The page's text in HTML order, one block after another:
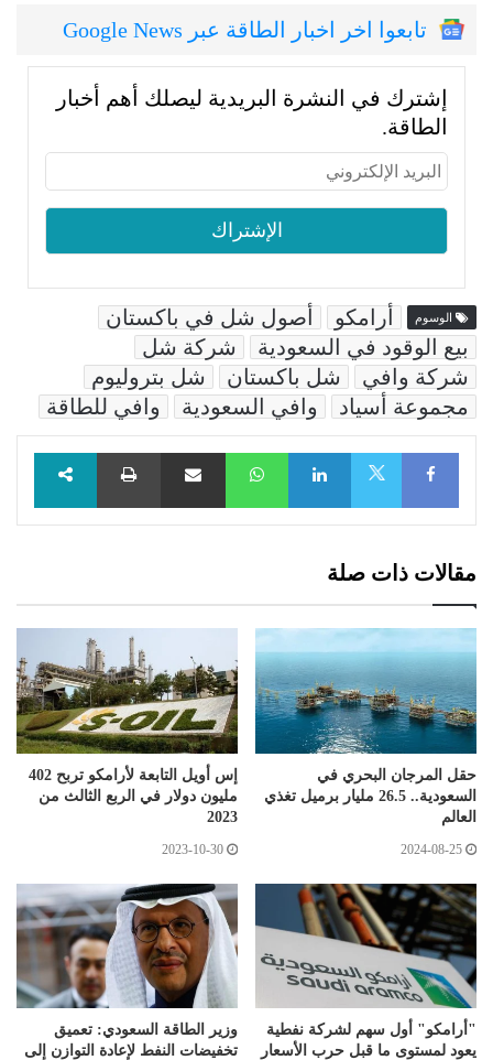
تابعوا اخر اخبار الطاقة عبر Google News
إشترك في النشرة البريدية ليصلك أهم أخبار
الطاقة.
الوسوم أرامكو
أصول شل في باكستان
بيع الوقود في السعودية
شركة شل
شركة وافي
شل باكستان
شل بتروليوم
مجموعة أسياد
وافي السعودية وافي للطاقة
Facebook
LinkedIn
WhatsAppمشاركة عبر البريد طباعة
مقالات ذات صلة
حقل المرجان البحري في
السعودية.. 26.5 مليار برميل تغذي
العالم
2024-08-25
إس أويل التابعة لأرامكو تربح 402
مليون دولار في الربع الثالث من
2023
2023-10-30
"أرامكو" أول سهم لشركة نفطية
يعود لمستوى ما قبل حرب الأسعار
وزير الطاقة السعودي: تعميق
تخفيضات النفط لإعادة التوازن إلى